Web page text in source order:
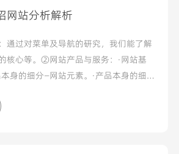
网站分析解析
通过对菜单及导航的研究，我们能了解
核心等。②网站产品与服务：·网站基
身的细分—网站元素。·产品本身的细